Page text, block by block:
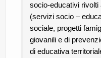
socio-educativi rivolti
(servizi socio –
sociale, progetti
giovanili e di
di educativa